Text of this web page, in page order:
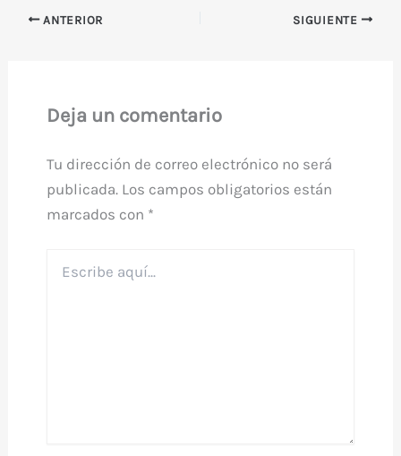
ANTERIOR SIGUIENTE
Deja un comentario
Tu dirección de correo electrónico no será
publicada. Los campos obligatorios están
marcados con *
aquí...